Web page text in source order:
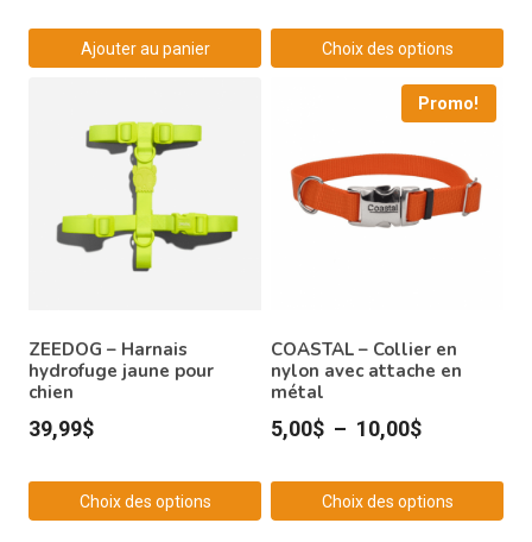
initial
était :
actuel
est :
Ajouter au panier
49,99$.20,00$.
Choix des options
plusieurs
variations.
être
choisies
sur
la
ZEEDOG – Harnais
hydrofuge jaune pour
chien
39,99$
Choix des options
Promo!
COASTAL – Collier en
nylon avec attache en
métal
5,00$ – 10,00$Plage
prix :
5,00$
Choix des options